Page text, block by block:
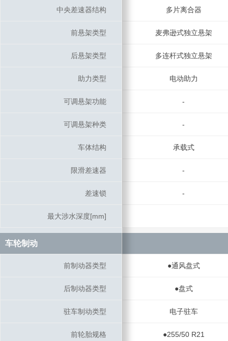
中央差速器结构 多片离合器
前悬架类型 麦弗逊式独立悬架
后悬架类型 多连杆式独立悬架
助力类型 电动助力
可调悬架功能 -
可调悬架种类 -
车体结构 承载式
限滑差速器 -
差速锁 -
最大涉水深度[mm]
车轮制动
前制动器类型 ●通风盘式
后制动器类型 ●盘式
驻车制动类型 电子驻车
前轮胎规格 ●255/50 R21
中央差速器结构
前悬架类型
后悬架类型
助力类型
可调悬架功能
可调悬架种类
车体结构
限滑差速器
差速锁
最大涉水深度[mm]
车轮制动
前制动器类型
后制动器类型
驻车制动类型
前轮胎规格